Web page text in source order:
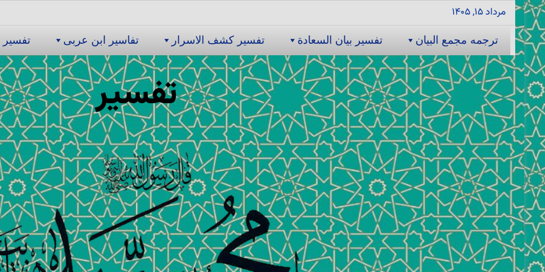
مرداد ۱۵, ۱۴۰۵
ترجمه مجمع البیان تفسیر بیان السعادة تفسیر كشف الاسرار تفاسیر ابن عربى تفسیر
تفسیر